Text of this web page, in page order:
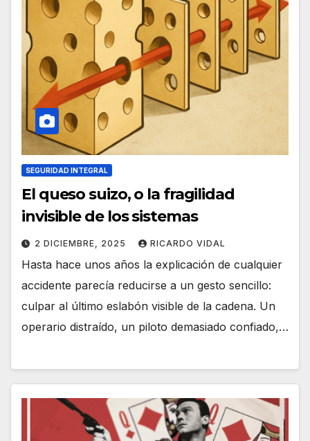
SEGURIDAD INTEGRAL
El queso suizo, o la fragilidad
invisible de los sistemas
2 DICIEMBRE, 2025 RICARDO VIDAL
Hasta hace unos años la explicación de cualquier
accidente parecía reducirse a un gesto sencillo:
culpar al último eslabón visible de la cadena. Un
operario distraído, un piloto demasiado confiado,…